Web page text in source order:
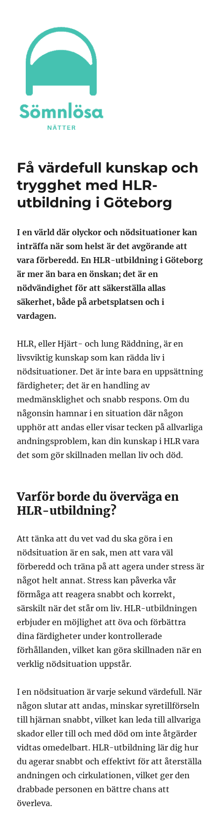
Få värdefull kunskap och
trygghet med HLR-
utbildning i Göteborg
I en värld där olyckor och nödsituationer kan
inträffa när som helst är det avgörande att
vara förberedd. En HLR-utbildning i Göteborg
är mer än bara en önskan; det är en
nödvändighet för att säkerställa allas
säkerhet, både på arbetsplatsen och i
vardagen.
HLR, eller Hjärt- och lung Räddning, är en
livsviktig kunskap som kan rädda liv i
nödsituationer. Det är inte bara en uppsättning
färdigheter; det är en handling av
medmänsklighet och snabb respons. Om du
någonsin hamnar i en situation där någon
upphör att andas eller visar tecken på allvarliga
andningsproblem, kan din kunskap i HLR vara
det som gör skillnaden mellan liv och död.
Varför borde du överväga en
HLR-utbildning?
Att tänka att du vet vad du ska göra i en
nödsituation är en sak, men att vara väl
förberedd och träna på att agera under stress är
något helt annat. Stress kan påverka vår
förmåga att reagera snabbt och korrekt,
särskilt när det står om liv. HLR-utbildningen
erbjuder en möjlighet att öva och förbättra
dina färdigheter under kontrollerade
förhållanden, vilket kan göra skillnaden när en
verklig nödsituation uppstår.
I en nödsituation är varje sekund värdefull. När
någon slutar att andas, minskar syretillförseln
till hjärnan snabbt, vilket kan leda till allvariga
skador eller till och med död om inte åtgärder
vidtas omedelbart. HLR-utbildning lär dig hur
du agerar snabbt och effektivt för att återställa
andningen och cirkulationen, vilket ger den
drabbade personen en bättre chans att
överleva.